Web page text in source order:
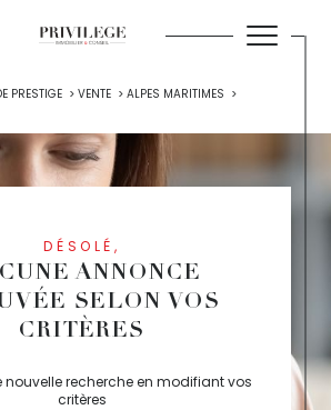
PRESTIGE VENTE
ALPES MARITIMES
DÉSOLÉ,
ANNONCE
SELON VOS
CRITÈRES
nouvelle recherche en modifiant vos
critères